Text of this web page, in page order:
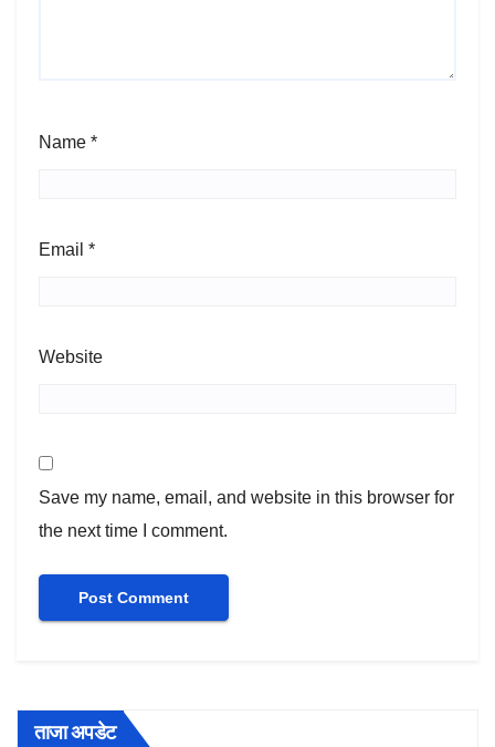
Name *
Email *
Website
Save my name, email, and website in this browser for
the next time I comment.
ताजा अपडेट